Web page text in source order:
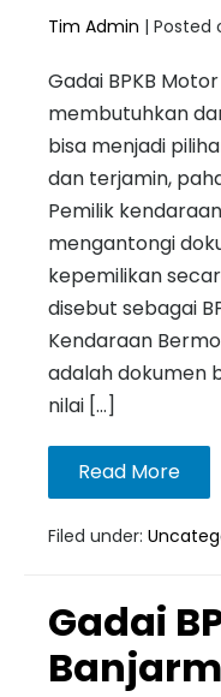
Tim Admin | Posted
Gadai BPKB
membutuhkan
bisa menjadi
dan terjamin,
Pemilik
mengantongi
kepemilikan
disebut sebagai
Kendaraan
adalah dokumen
nilai […]
Read More
Filed under:
Gadai